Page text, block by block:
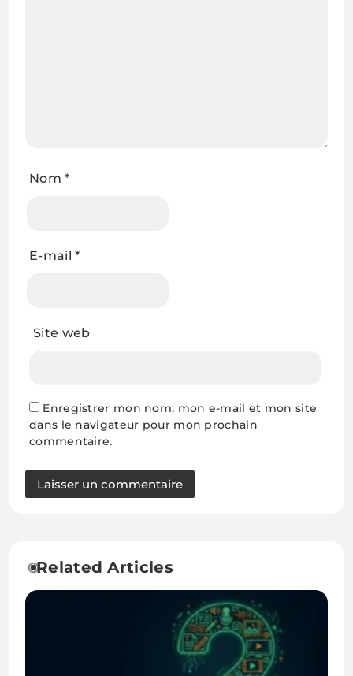
Nom*
E-mail*
Site web
Enregistrer mon nom, mon e-mail et mon site
dans le navigateur pour mon prochain
commentaire.
Related Articles